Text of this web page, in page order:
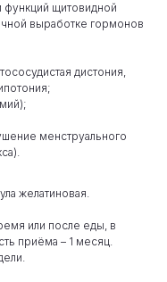
функций щитовидной
выработке гормонов
дистония,
менструального
желатиновая.
или после еды, в
приёма – 1 месяц.